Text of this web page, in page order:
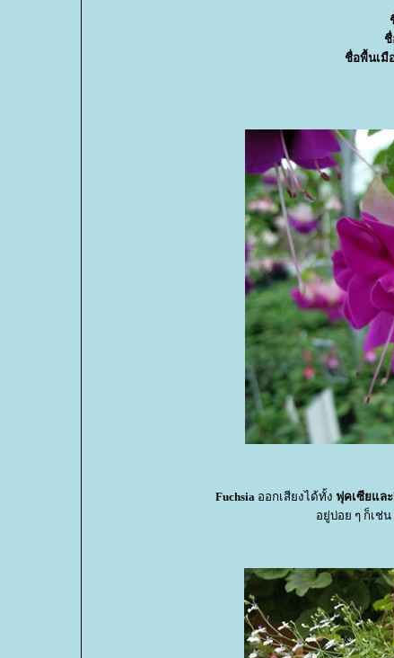
ชื่อพื้นเมื
Fuchsia ออกเสียงได้ทั้ง ฟุคเซียแล
อยู่บ่อย ๆ ก็เช่น